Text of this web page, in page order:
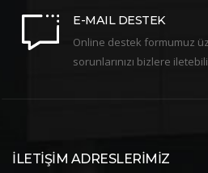
E-MAIL DESTEK
Online destek formumuz
sorunlarınızı bizlere
İLETİŞİM ADRESLERİMİZ